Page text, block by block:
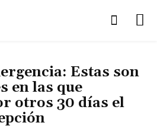
Estas son
en las que
otros 30 días el